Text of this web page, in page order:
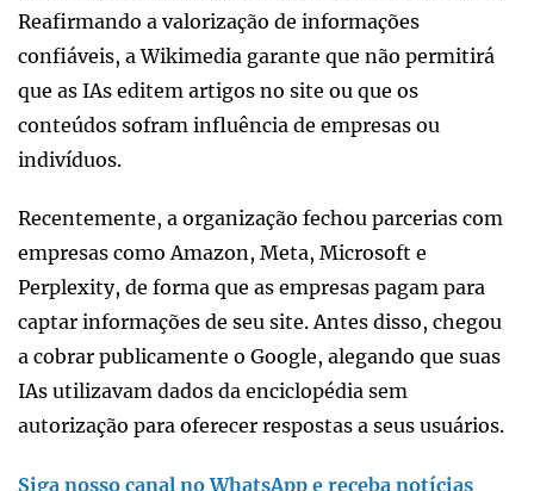
Reafirmando a valorização de informações
confiáveis, a Wikimedia garante que não permitirá
que as IAs editem artigos no site ou que os
conteúdos sofram influência de empresas ou
indivíduos.
Recentemente, a organização fechou parcerias com
empresas como Amazon, Meta, Microsoft e
Perplexity, de forma que as empresas pagam para
captar informações de seu site. Antes disso, chegou
a cobrar publicamente o Google, alegando que suas
IAs utilizavam dados da enciclopédia sem
autorização para oferecer respostas a seus usuários.
Siga nosso canal no WhatsApp e receba notícias